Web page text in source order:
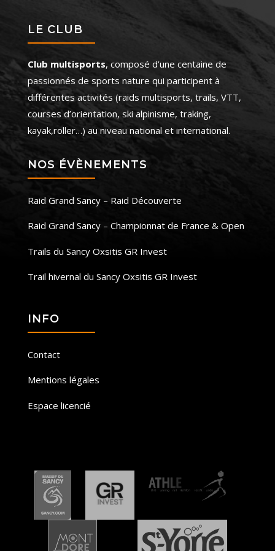
LE CLUB
Club multisports, composé d’une centaine de
passionnés de sports nature qui participent à
différentes activités (raids multisports, trails, VTT,
courses d’orientation, ski alpinisme, traking,
kayak,roller…) au niveau national et international.
NOS ÉVÈNEMENTS
Raid Grand Sancy – Raid Découverte
Raid Grand Sancy – Championnat de France & Open
Trails du Sancy Oxsitis GR Invest
Trail hivernal du Sancy Oxsitis GR Invest
INFO
Contact
Mentions légales
Espace licencié